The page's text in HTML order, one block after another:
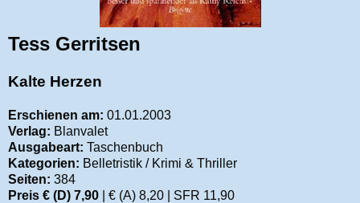
Tess Gerritsen
Kalte Herzen
Erschienen am: 01.01.2003
Verlag: Blanvalet
Ausgabeart: Taschenbuch
Kategorien: Belletristik / Krimi & Thriller
Seiten: 384
Preis € (D) 7,90 | € (A) 8,20 | SFR 11,90